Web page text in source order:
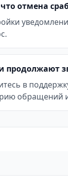
отмена
продолжают
в
обращений